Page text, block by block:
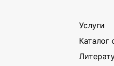
Услуги
Каталог